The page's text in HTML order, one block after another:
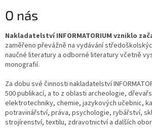
O nás
Nakladatelství INFORMATORIUM vzniklo
zaměřeno převážně na vydávání
naučné literatury a odborné literatury včetně
monografií.
Za dobu své činnosti nakladatelství
500 publikací, a to z oblasti archeologie,
elektrotechniky, chemie, jazykových učebnic,
potravinářství, práva, psychologie, rybářství,
strojírenství, textilu, zdravotnictví a dalších